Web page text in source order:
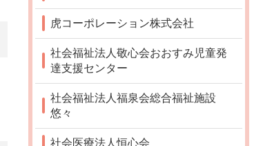
虎コーポレーション株式会社
社会福祉法人敬心会おおすみ児童発
達支援センター
社会福祉法人福泉会総合福祉施設
悠々
社会医療法人恒心会